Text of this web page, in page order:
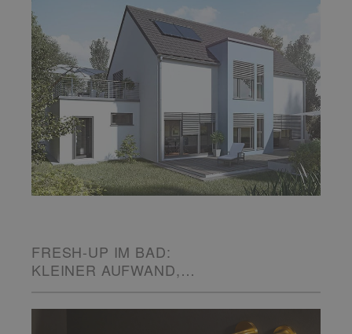
FRESH-UP IM BAD:
KLEINER AUFWAND,